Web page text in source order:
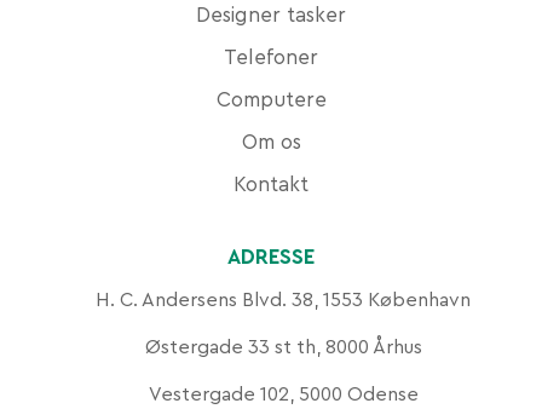
Designer tasker
Telefoner
Computere
Om os
Kontakt
ADRESSE
H. C. Andersens Blvd. 38, 1553 København
Østergade 33 st th, 8000 Århus
Vestergade 102, 5000 Odense